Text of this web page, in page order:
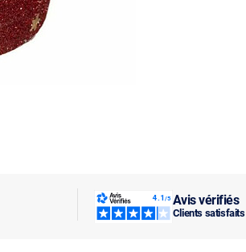
Avis vérifiés
Clients satisfaits